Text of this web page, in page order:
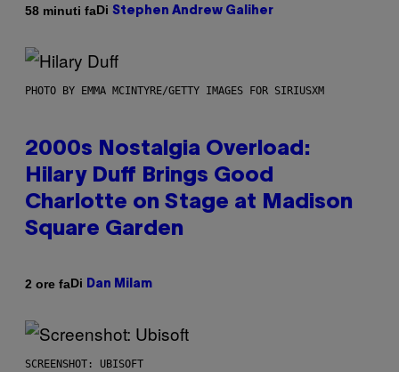
58 minuti faDi Stephen Andrew Galiher
PHOTO BY EMMA MCINTYRE/GETTY IMAGES FOR SIRIUSXM
2000s Nostalgia Overload:
Hilary Duff Brings Good
Charlotte on Stage at Madison
Square Garden
2 ore faDi Dan Milam
SCREENSHOT: UBISOFT